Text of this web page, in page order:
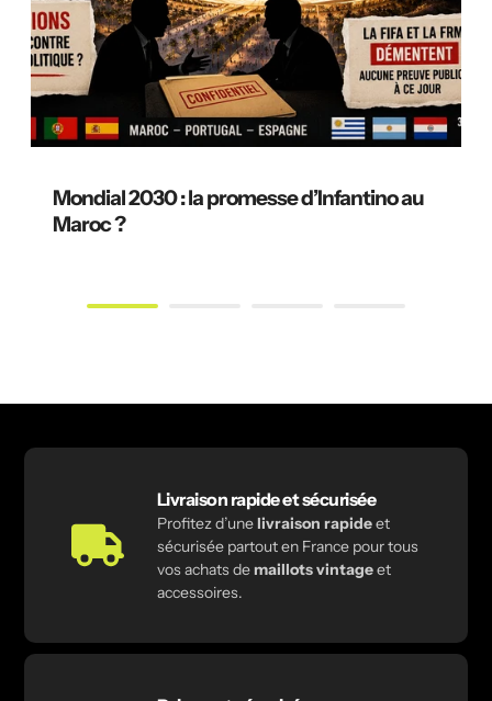
Mondial 2030 : la promesse d’Infantino au
Maroc ?
Livraison rapide et sécurisée
Profitez d’unelivraison rapideet
sécurisée partout en France pour tous
vos achats demaillots vintageet
accessoires.